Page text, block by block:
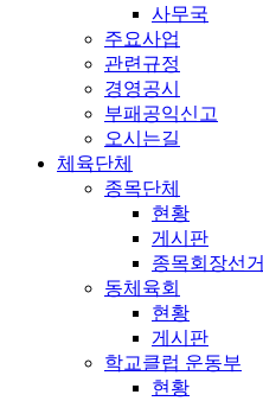
사무국
주요사업
관련규정
경영공시
부패공익신고
오시는길
체육단체
종목단체
현황
게시판
종목회장선거
동체육회
현황
게시판
학교클럽 운동부
현황